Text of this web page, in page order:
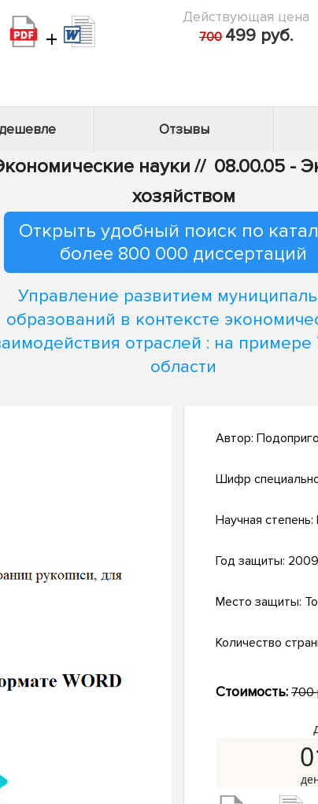
+
Действующая цена
700 499 руб.
Отзывы
науки // 08.00.05 -
хозяйством
Открыть удобный поиск по
более 800 000 диссертаций
Управление развитием
образований в контексте
отраслей : на примере
области
Автор:
Шифр
Научная степень:
Год защиты: 2009
Место защиты:
Количество
Стоимость: 700